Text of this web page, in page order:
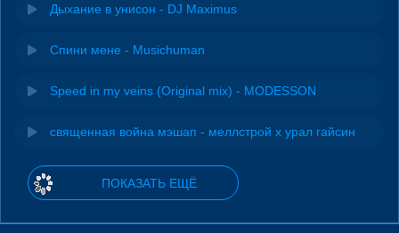
Дыхание в унисон - DJ Maximus
Спини мене - Musichuman
Speed in my veins (Original mix) - MODESSON
священная война мэшап - меллстрой х урал гайсин
ПОКАЗАТЬ ЕЩЁ